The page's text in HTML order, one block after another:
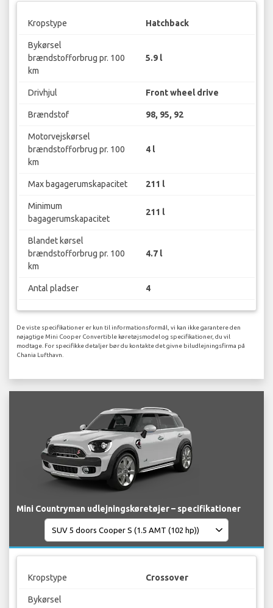
Kropstype Hatchback
Bykørsel
brændstofforbrug pr. 100
km
5.9 l
Drivhjul Front wheel drive
Brændstof 98, 95, 92
Motorvejskørsel
brændstofforbrug pr. 100
km
4 l
Max bagagerumskapacitet 211 l
Minimum
bagagerumskapacitet
211 l
Blandet kørsel
brændstofforbrug pr. 100
km
4.7 l
Antal pladser 4
De viste specifikationer er kun til informationsformål, vi kan ikke garantere den
nøjagtige Mini Cooper Convertible køretøjsmodel og specifikationer, du vil
modtage. For specifikke detaljer bør du kontakte det givne biludlejningsfirma på
Chania Lufthavn.
Mini Countryman udlejningskøretøjer – specifikationer
Kropstype Crossover
Bykørsel